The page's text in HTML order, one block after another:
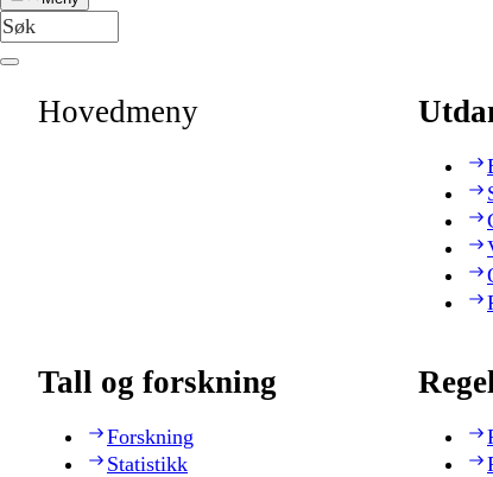
Hovedmeny
Tall og forskning
Forskning
Statistikk